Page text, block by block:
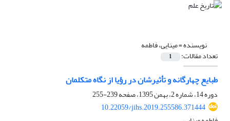
نویسنده =مینایی، فاطمه
تعداد مقالات: 1
طبایع چهارگانه و تأثیرشان در رؤیا از نگاه متکلمان
دوره 14، شماره 2، بهمن 1395، صفحه
239-255
10.22059/jihs.2019.255586.371444